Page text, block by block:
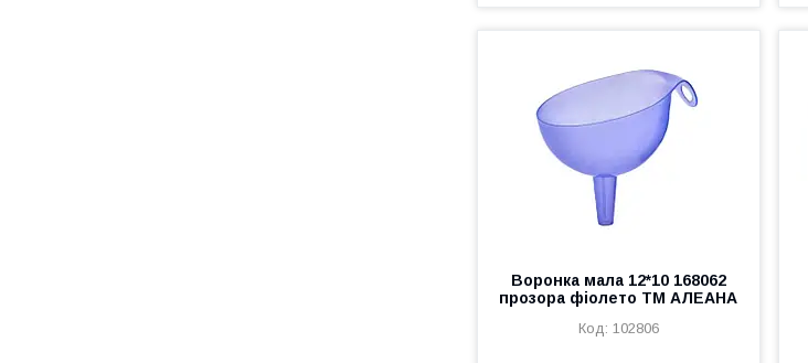
Воронка мала 12*10 168062
прозора фіолето ТМ АЛЕАНА
102806